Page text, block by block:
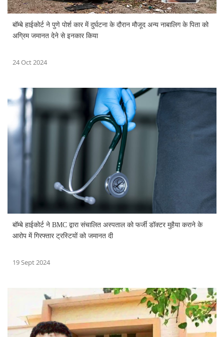
बॉम्बे हाईकोर्ट ने पुणे पोर्श कार में दुर्घटना के दौरान मौजूद अन्य नाबालिग के पिता को
अग्रिम जमानत देने से इनकार किया
24 Oct 2024
बॉम्बे हाईकोर्ट ने BMC द्वारा संचालित अस्पताल को फर्जी डॉक्टर मुहैया कराने के
आरोप में गिरफ्तार ट्रस्टियों को जमानत दी
19 Sept 2024